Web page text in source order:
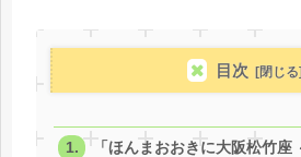
目次
「ほんまおおきに大阪松竹座